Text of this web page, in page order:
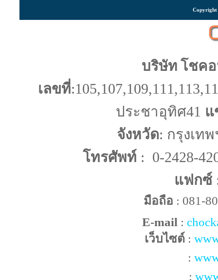
Copyright
บริษัท โชค
เลขที่
ประชาอุทิศ41 แ
จังหวัด: กรุงเท
โทรศัพท์ : 0-2428-
แฟกซ์
มือถือ : 081-
E-mail :
เว็บไซต์ :
:
: